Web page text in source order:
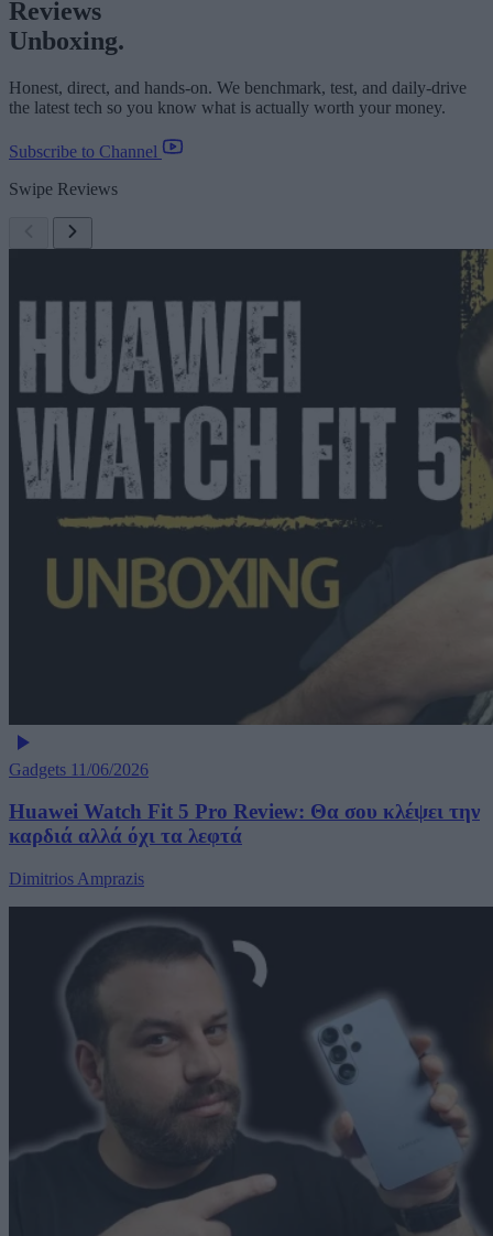
Reviews
Unboxing.
Honest, direct, and hands-on. We benchmark, test, and daily-drive
the latest tech so you know what is actually worth your money.
Subscribe to Channel
Swipe Reviews
Gadgets 11/06/2026
Huawei Watch Fit 5 Pro Review: Θα σου κλέψει την
καρδιά αλλά όχι τα λεφτά
Dimitrios Amprazis